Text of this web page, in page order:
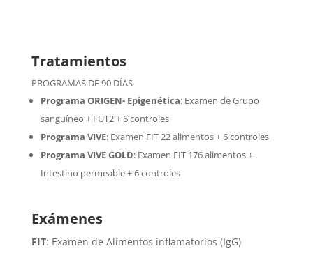
Tratamientos
PROGRAMAS DE 90 DÍAS
Programa ORIGEN- Epigenética:Examen de Grupo
sanguíneo + FUT2 + 6 controles
Programa VIVE: Examen FIT 22 alimentos + 6 controles
Programa VIVE GOLD: Examen FIT 176 alimentos +
Intestino permeable + 6 controles
Exámenes
FIT: Examen de Alimentos inflamatorios (IgG)